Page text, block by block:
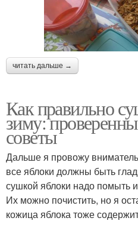
читать дальше →
Как правильно
зиму:
советы
Дальше я провожу
все яблоки должны быть
сушкой яблоки надо помыть
Их можно почистить, но я
кожица яблока тоже